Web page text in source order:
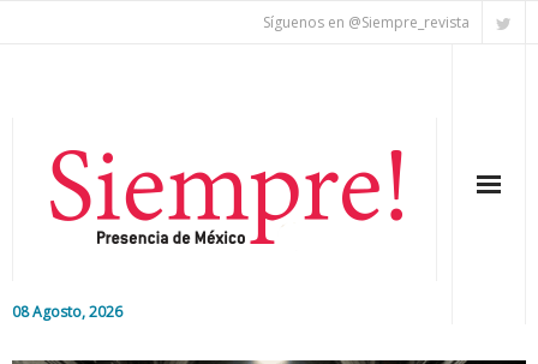
Síguenos en @Siempre_revista
08 Agosto, 2026